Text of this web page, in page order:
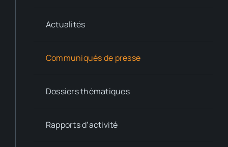
Actualités
Communiqués de presse
Dossiers thématiques
Rapports d’activité